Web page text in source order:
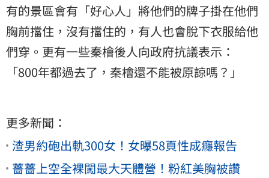
有的景區會有「好心人」將他們的牌子掛在他們
胸前擋住，沒有擋住的，有人也會脫下衣服給他
們穿。更有一些秦檜後人向政府抗議表示：
「800年都過去了，秦檜還不能被原諒嗎？」
更多新聞：
渣男約砲出軌300女！女曝58頁性成癮報告
薔薔上空全裸闖最大天體營！粉紅美胸被讚